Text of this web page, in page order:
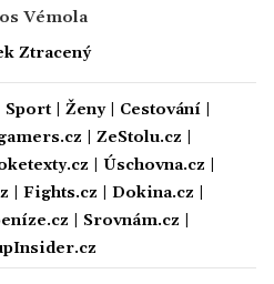
Vémola
Ztracený
Sport| Ženy| Cestování|
ZeStolu.cz
Úschovna.cz
Fights.cz Dokina.cz
Srovnám.cz